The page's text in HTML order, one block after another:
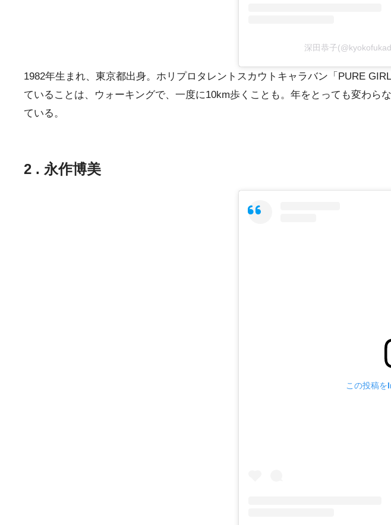
深田恭子
1982年生まれ、東京都出身。ホリプロタレントスカウトキャラバン「PURE
ていることは、ウォーキングで、一度に10km歩くことも。年をとっても変わ
ている。
2 . 永作博美
この投稿